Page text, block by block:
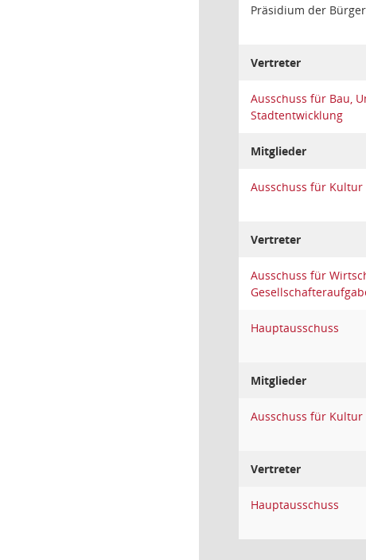
Präsidium der
Vertreter
Ausschuss für Bau,
Stadtentwicklung
Mitglieder
Ausschuss für Kultur
Vertreter
Ausschuss für
Hauptausschuss
Mitglieder
Ausschuss für Kultur
Vertreter
Hauptausschuss